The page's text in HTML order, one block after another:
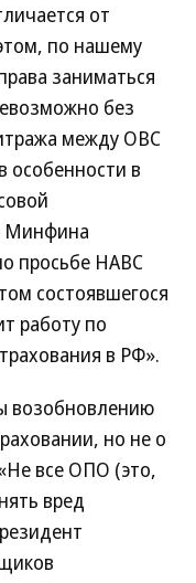
от
по нашему
заниматься
без
между ОВС
особенности в
Минфина
просьбе НАВС
состоявшегося
работу по
в РФ».
возобновлению
но не о
все ОПО (это,
вред